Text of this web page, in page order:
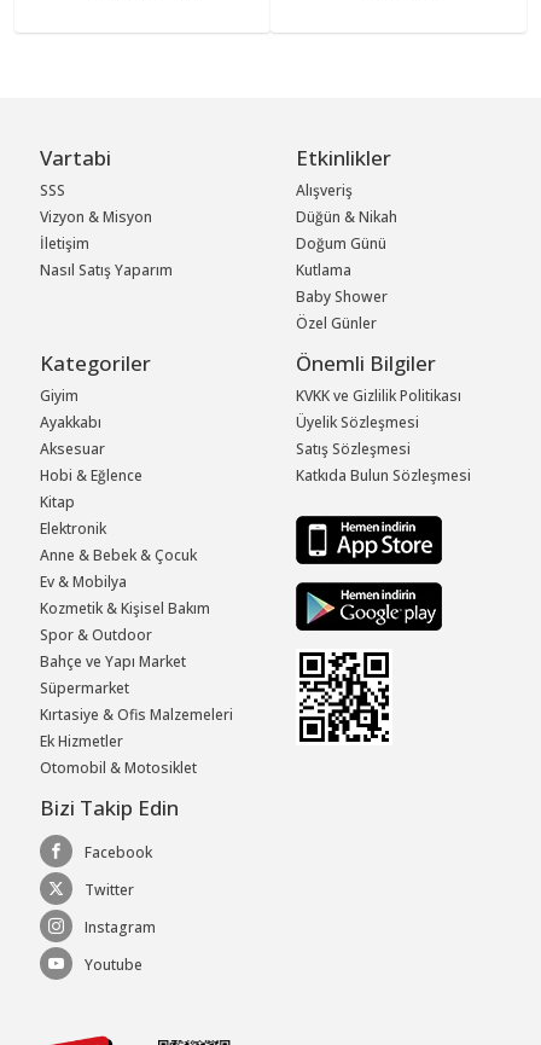
Vartabi
SSS
Vizyon & Misyon
İletişim
Nasıl Satış Yaparım
Etkinlikler
Alışveriş
Düğün & Nikah
Doğum Günü
Kutlama
Baby Shower
Özel Günler
Kategoriler
Giyim
Ayakkabı
Aksesuar
Hobi & Eğlence
Kitap
Elektronik
Anne & Bebek & Çocuk
Ev & Mobilya
Kozmetik & Kişisel Bakım
Spor & Outdoor
Bahçe ve Yapı Market
Süpermarket
Kırtasiye & Ofis Malzemeleri
Ek Hizmetler
Otomobil & Motosiklet
Önemli Bilgiler
KVKK ve Gizlilik Politikası
Üyelik Sözleşmesi
Satış Sözleşmesi
Katkıda Bulun Sözleşmesi
Bizi Takip Edin
Facebook
Twitter
Instagram
Youtube